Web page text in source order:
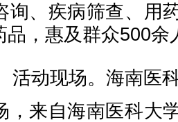
询、疾病筛查、用
品，惠及群众500余
活动现场。海南医
来自海南医科大